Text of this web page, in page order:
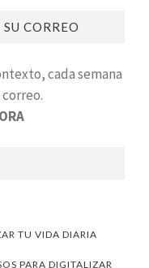
CORREO
cada semana
TU VIDA DIARIA
PARA DIGITALIZAR